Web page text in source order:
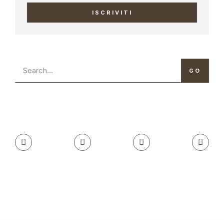
ISCRIVITI
GO